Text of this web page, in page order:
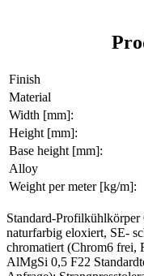
Finish
Material
Width [mm]:
Height [mm]:
Base height [mm]:
Alloy
Weight per meter [kg/m]:
Standard-
naturfarbig eloxiert, SE-
chromatiert (Chrom6
AlMgSi 0,5 F22